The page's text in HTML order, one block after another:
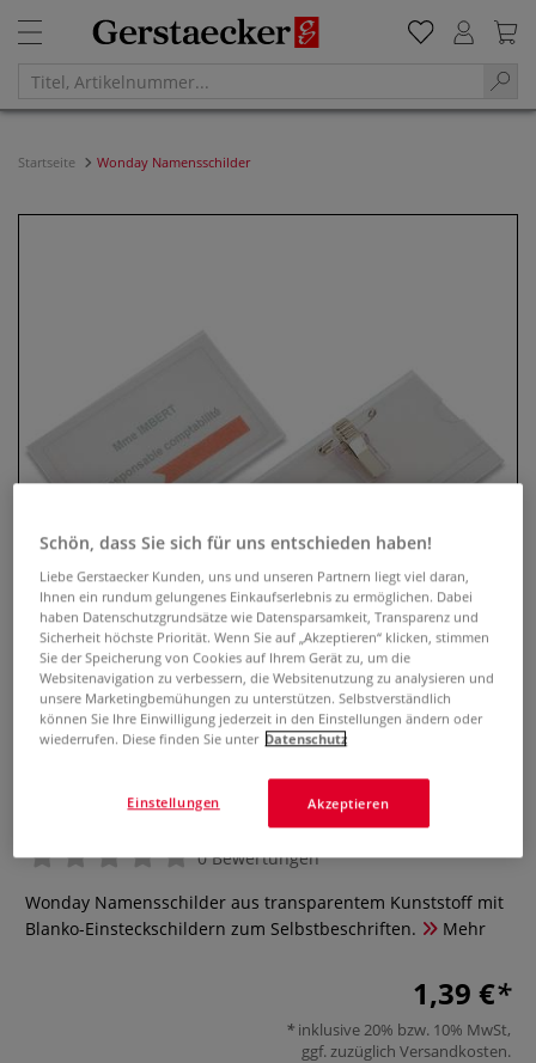
Startseite Wonday Namensschilder
Wonday Namensschilder
0 Bewertungen
Wonday Namensschilder aus transparentem Kunststoff mit
Blanko-Einsteckschildern zum Selbstbeschriften.
Mehr
1,39 €
inklusive 20% bzw. 10% MwSt,
ggf. zuzüglich Versandkosten.
Schön, dass Sie sich für uns entschieden haben!
Liebe Gerstaecker Kunden, uns und unseren Partnern liegt viel daran,
Ihnen ein rundum gelungenes Einkaufserlebnis zu ermöglichen. Dabei
haben Datenschutzgrundsätze wie Datensparsamkeit, Transparenz und
Sicherheit höchste Priorität. Wenn Sie auf „Akzeptieren“ klicken, stimmen
Sie der Speicherung von Cookies auf Ihrem Gerät zu, um die
Websitenavigation zu verbessern, die Websitenutzung zu analysieren und
unsere Marketingbemühungen zu unterstützen. Selbstverständlich
können Sie Ihre Einwilligung jederzeit in den Einstellungen ändern oder
wiederrufen. Diese finden Sie unter Datenschutz
Akzeptieren
Einstellungen